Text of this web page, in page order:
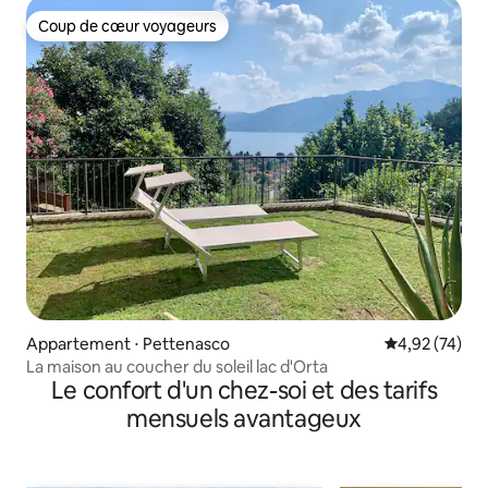
Coup de cœur voyageurs
Coup de cœur voyageurs
Appartement ⋅ Pettenasco Évaluation
4,92 (74)
La maison au coucher du soleil lac d'Orta
Le confort d'un chez-soi et des tarifs
mensuels avantageux